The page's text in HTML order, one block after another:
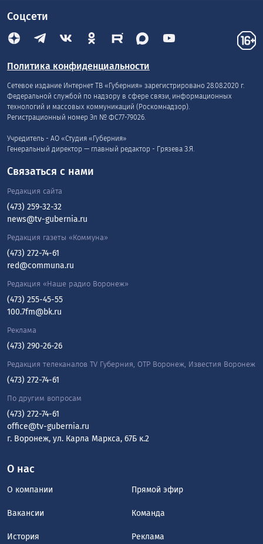
Соцсети
Политика конфиденциальности
Сетевое издание Интернет ТВ «Губерния» зарегистрировано 28.08.2020 г.
Федеральной службой по надзору в сфере связи, информационных
технологий и массовых коммуникаций (Роскомнадзор).
Регистрационный номер Эл № ФС77-79026.
Учредитель - АО «Студия «Губерния»
Генеральный директор — главный редактор - Грязева З.Я.
О нас
О компании Прямой эфир
Вакансии Команда
История Реклама
Связаться с нами
Редакция сайта
(473) 259-32-32
news@tv-gubernia.ru
Редакция газеты «Коммуна»
(473) 272-74-61
red@communa.ru
Редакция «Наше радио Воронеж»
(473) 255-45-55
100.7fm@bk.ru
Реклама
(473) 290-26-26
Редакция телеканалов TV Губерния, ОТР Воронеж, Известия Воронеж
(473) 272-74-61
По другим вопросам
(473) 272-74-61
office@tv-gubernia.ru
г. Воронеж, ул. Карла Маркса, 67Б к.2